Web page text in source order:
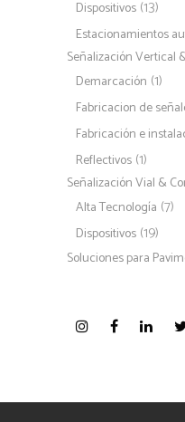
Dispositivos (13)
Estacionamientos
Señalización Vertical
Demarcación (1)
Fabricacion de
Fabricación e
Reflectivos (1)
Señalización Vial &
Alta Tecnología (7)
Dispositivos (19)
Soluciones para